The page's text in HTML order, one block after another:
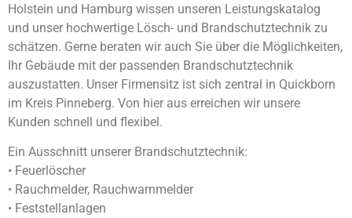
Holstein und Hamburg wissen unseren Leistungskatalog
und unser hochwertige Lösch- und Brandschutztechnik zu
schätzen. Gerne beraten wir auch Sie über die Möglichkeiten,
Ihr Gebäude mit der passenden Brandschutztechnik
auszustatten. Unser Firmensitz ist sich zentral in Quickborn
im Kreis Pinneberg. Von hier aus erreichen wir unsere
Kunden schnell und flexibel.
Ein Ausschnitt unserer Brandschutztechnik:
• Feuerlöscher
• Rauchmelder, Rauchwarnmelder
• Feststellanlagen